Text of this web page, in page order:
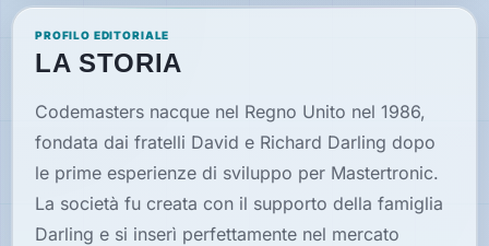
Emulatori
e
Memories
Interviste
PROFILO EDITORIALE
LA STORIA
Codemasters nacque nel Regno Unito nel 1986,
fondata dai fratelli David e Richard Darling dopo
le prime esperienze di sviluppo per Mastertronic.
La società fu creata con il supporto della famiglia
Darling e si inserì perfettamente nel mercato